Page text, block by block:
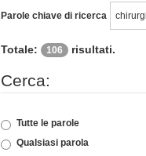
Parole chiave di ricerca
Totale: 106 risultati.
Cerca:
Tutte le parole
Qualsiasi parola